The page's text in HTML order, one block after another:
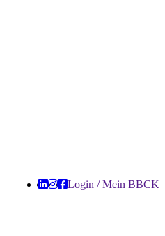
Login / Mein BBCK